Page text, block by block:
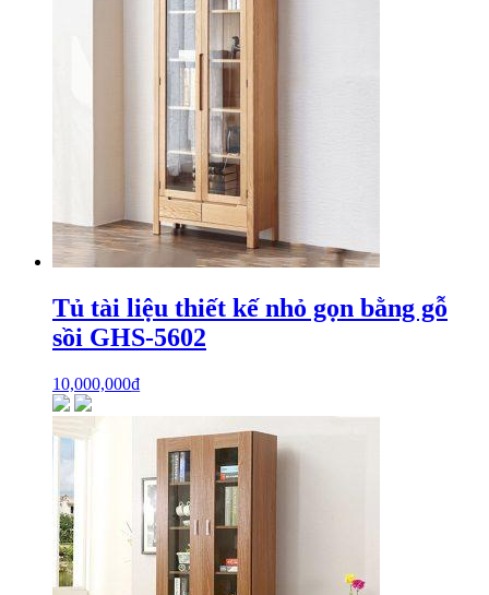
Tủ tài liệu thiết kế nhỏ gọn bằng gỗ
sồi GHS-5602
10,000,000₫